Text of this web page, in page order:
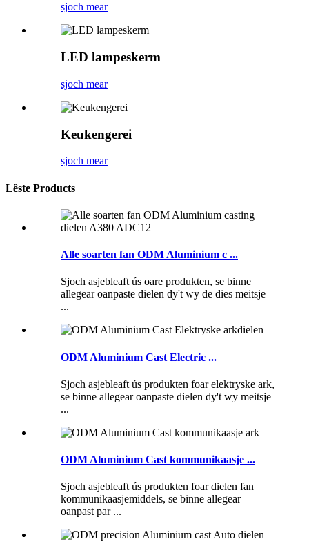
sjoch mear
LED lampeskerm
sjoch mear
Keukengerei
sjoch mear
Lêste Products
Alle soarten fan ODM Aluminium c ...
Sjoch asjebleaft ús oare produkten, se binne
allegear oanpaste dielen dy't wy de dies meitsje
...
ODM Aluminium Cast Electric ...
Sjoch asjebleaft ús produkten foar elektryske ark,
se binne allegear oanpaste dielen dy't wy meitsje
...
ODM Aluminium Cast kommunikaasje ...
Sjoch asjebleaft ús produkten foar dielen fan
kommunikaasjemiddels, se binne allegear
oanpast par ...